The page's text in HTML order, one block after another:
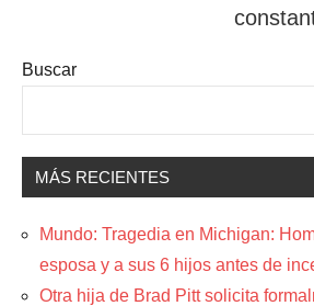
Buscar
MÁS RECIENTES
Mundo: Tragedia en Michigan:
esposa y a sus 6 hijos antes de
Otra hija de Brad Pitt solicita